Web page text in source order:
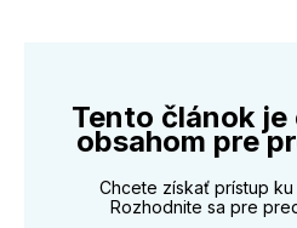
Tento článok
obsahom pre
Chcete získať prístup
Rozhodnite sa pre